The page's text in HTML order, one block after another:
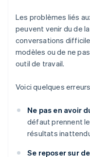
Les problèmes liés
peuvent venir du de
conversations
modèles ou de ne
outil de travail.
Voici quelques
Ne pas en avoir
défaut prennent
résultats
Se reposer sur